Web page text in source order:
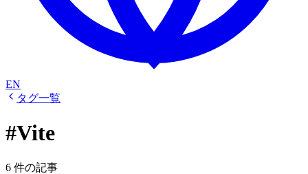
EN
タグ一覧
#Vite
6 件の記事